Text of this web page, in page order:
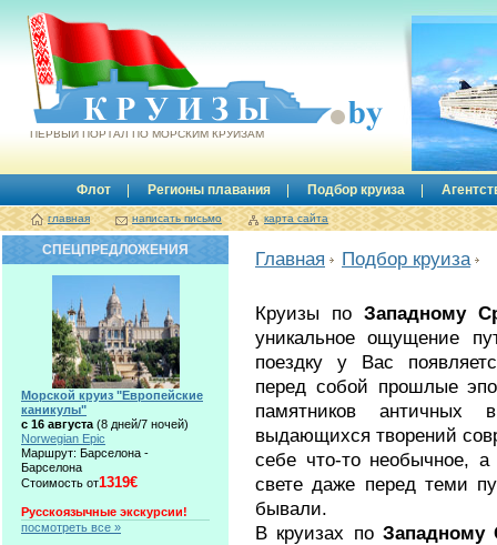
Круизы.by
ПЕРВЫЙ ПОРТАЛ ПО МОРСКИМ КРУИЗАМ
Флот Регионы плавания Подбор круиза
главная написать письмо карта сайта
Главная Подбор круиза
Круизы поЗападному
уникальное ощущение
поездку у Вас
перед собой прошлые
памятников античных
выдающихся творений
себе что-то необычное,
свете даже перед теми
бывали.
В круизах по Западному
СПЕЦПРЕДЛОЖЕНИЯ
Морской круиз "Европейские
каникулы"
с 16 августа (8 дней/7 ночей)
Norwegian Epic
Маршрут: Барселона -
Барселона
Стоимость от1319€
Русскоязычные экскурсии!
посмотреть все »